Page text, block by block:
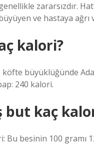
zararsızdır.
ve hastaya
kalori?
köfte büyüklüğünde
240 kalori.
but kaç
Bu besinin 100 gramı